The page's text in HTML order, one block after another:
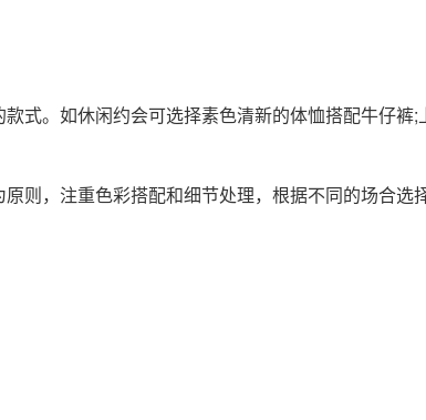
式。如休闲约会可选择素色清新的体恤搭配牛仔
则，注重色彩搭配和细节处理，根据不同的场合